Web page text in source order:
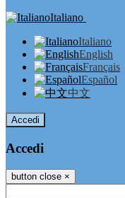
Italiano
Italiano
English
Français
Español
中文
Accedi
Accedi
button close ×